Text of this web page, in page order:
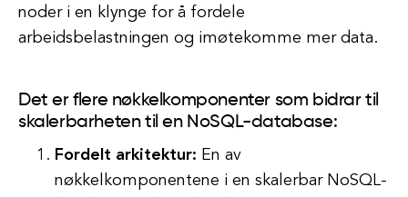
noder i en klynge for å fordele
arbeidsbelastningen og imøtekomme mer data.
Det er flere nøkkelkomponenter som bidrar til
skalerbarheten til en NoSQL-database:
Fordelt arkitektur: En av
nøkkelkomponentene i en skalerbar NoSQL-